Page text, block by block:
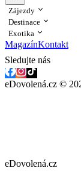
Zájezdy
Destinace
Exotika
MagazínKontakt
Sledujte nás
eDovolená.cz ©
eDovolená.cz